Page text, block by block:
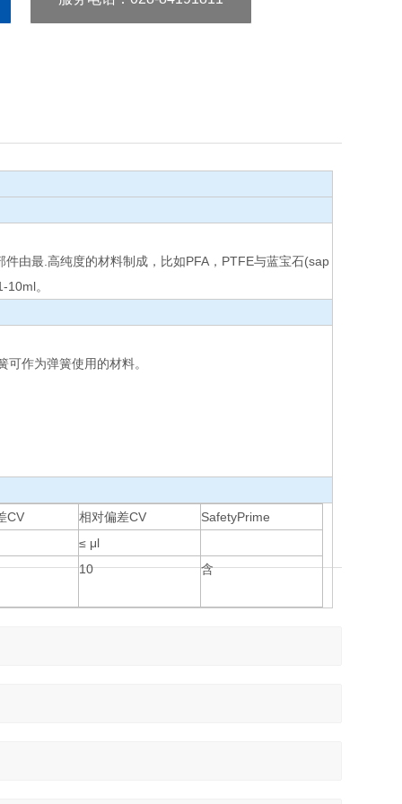
由最.高纯度的材料制成，比如PFA，PTFE与蓝宝石(sap
。
作为弹簧使用的材料。
CV 相对偏差CV
SafetyPrime
≤ μl
10 含